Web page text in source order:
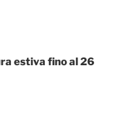
estiva fino al 26